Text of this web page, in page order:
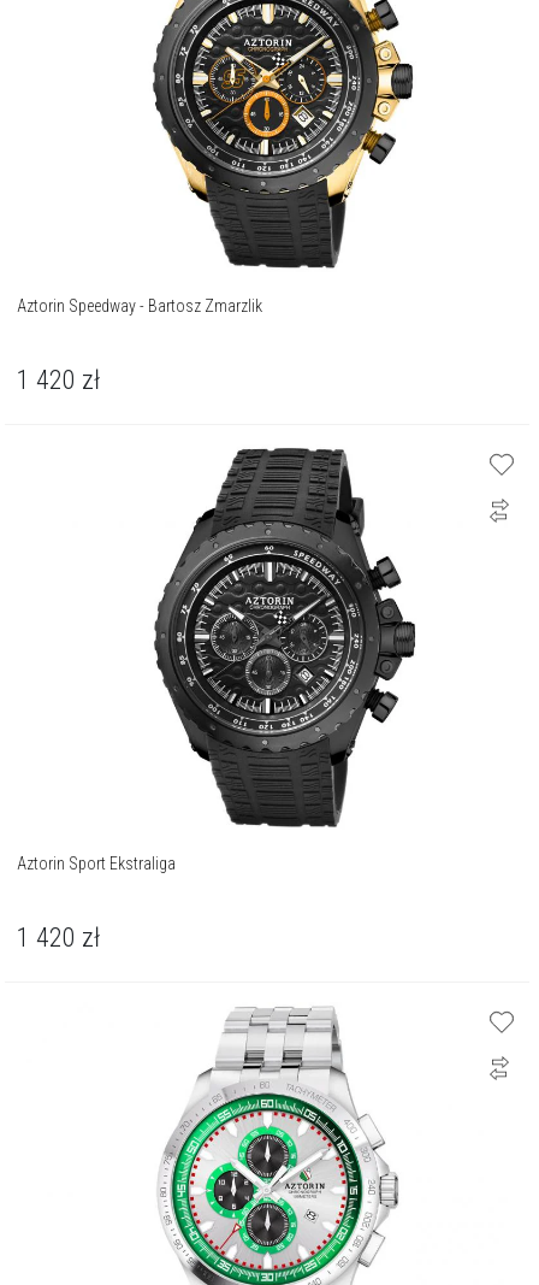
Aztorin Speedway - Bartosz Zmarzlik
1 420 zł
Aztorin Sport Ekstraliga
1 420 zł